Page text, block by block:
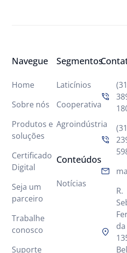
Navegue
Home
Sobre nós
Produtos e
soluções
Certificado
Digital
Seja um
parceiro
Trabalhe
conosco
Suporte
Segmentos
Laticínios
Cooperativa
Agroindústria
Conteúdos
Notícias
R.
da